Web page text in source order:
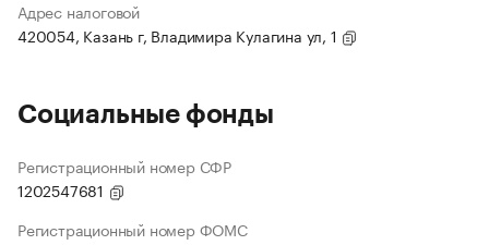
Адрес налоговой
420054, Казань г, Владимира Кулагина ул, 1
Социальные фонды
Регистрационный номер СФР
1202547681
Регистрационный номер ФОМС